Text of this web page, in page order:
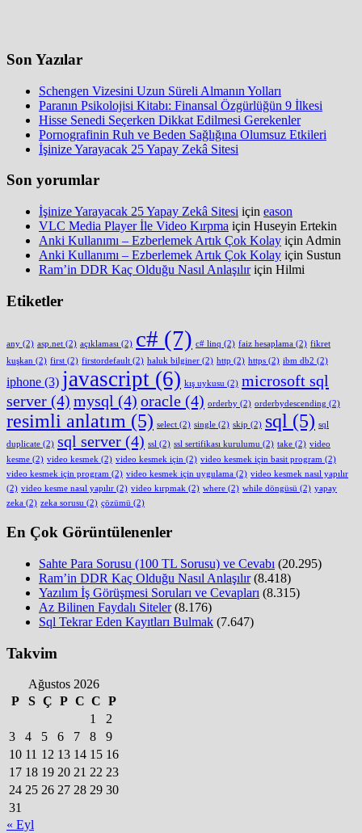
Son Yazılar
Schengen Vizesini Uzun Süreli Almanın Yolları
Paranın Psikolojisi Kitabı: Finansal Özgürlüğün 9 İlkesi
Hisse Senedi Seçerken Dikkat Edilmesi Gerekenler
Pornografinin Ruh ve Beden Sağlığına Olumsuz Etkileri
İşinize Yarayacak 25 Yapay Zekâ Sitesi
Son yorumlar
İşinize Yarayacak 25 Yapay Zekâ Sitesi için eason
VLC Media Player İle Video Kırpma için Huseyin Ertekin
Anki Kullanımı – Ezberlemek Artık Çok Kolay için Admin
Anki Kullanımı – Ezberlemek Artık Çok Kolay için Sustun
Ram’in DDR Kaç Olduğu Nasıl Anlaşılıriçin Hilmi
Etiketler
any (2) asp.net (2) açıklaması (2) c# (7) c# linq (2) faiz hesaplama (2) fikret
kuşkan (2) first (2) firstordefault (2) haluk bilginer (2) http (2) https (2) ibm db2 (2)
iphone (3) javascript (6) kış uykusu (2) microsoft sql
server (4) mysql (4) oracle (4) orderby (2) orderbydescending (2)
resimli anlatım (5) select (2) single (2) skip (2) sql (5) sql
duplicate (2) sql server (4) ssl (2) ssl sertifikası kurulumu (2) take (2) video
kesme (2) video kesmek (2) video kesmek için (2) video kesmek için basit program (2)
video kesmek için program (2) video kesmek için uygulama (2) video kesmek nasıl yapılır
(2) video kesme nasıl yapılır (2) video kırpmak (2) where (2) while döngüsü (2) yapay
zeka (2) zeka sorusu (2) çözümü (2)
En Çok Görüntülenenler
Sahte Para Sorusu (100 TL Sorusu) ve Cevabı (20.295)
Ram’in DDR Kaç Olduğu Nasıl Anlaşılır (8.418)
Yazılım İş Görüşmesi Soruları ve Cevapları (8.315)
Az Bilinen Faydalı Siteler (8.176)
Sql Tekrar Eden Kayıtları Bulmak (7.647)
Takvim
Ağustos 2026
P
S Ç P C C P
1
2
3
4 5 6 7 8
9
10 11 12 13 14 15 16
17 18 19 20 21 22 23
24 25 26 27 28 29 30
31
« Eyl